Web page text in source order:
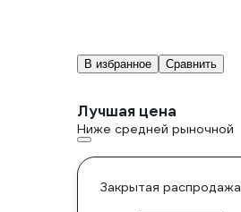
В избранное Сравнить
Лучшая цена
Ниже средней рыночной
Закрытая распродажа